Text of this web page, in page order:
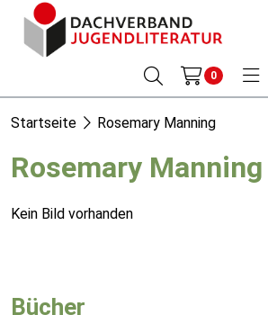
0
Startseite Rosemary Manning
Rosemary Manning
Kein Bild vorhanden
Bücher